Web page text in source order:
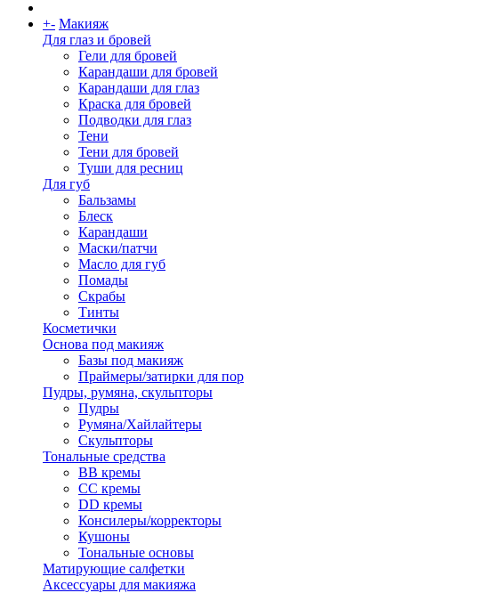
+- Макияж
Для глаз и бровей
Гели для бровей
Карандаши для бровей
Карандаши для глаз
Краска для бровей
Подводки для глаз
Тени
Тени для бровей
Туши для ресниц
Для губ
Бальзамы
Блеск
Карандаши
Маски/патчи
Масло для губ
Помады
Скрабы
Тинты
Косметички
Основа под макияж
Базы под макияж
Праймеры/затирки для пор
Пудры, румяна, скульпторы
Пудры
Румяна/Хайлайтеры
Скульпторы
Тональные средства
BB кремы
CC кремы
DD кремы
Консилеры/корректоры
Кушоны
Тональные основы
Матирующие салфетки
Аксессуары для макияжа